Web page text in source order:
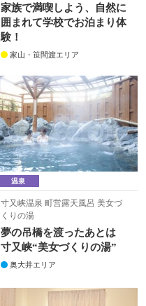
家族で満喫しよう、自然に
囲まれて学校でお泊まり体
験！
家山・笹間渡エリア
温泉
寸又峡温泉 町営露天風呂 美女づ
くりの湯
夢の吊橋を渡ったあとは
寸又峡“美女づくりの湯”
奥大井エリア